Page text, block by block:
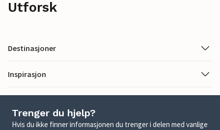
Utforsk
Destinasjoner
Inspirasjon
Trenger du hjelp?
Hvis du ikke finner informasjonen du trenger i delen med vanlige